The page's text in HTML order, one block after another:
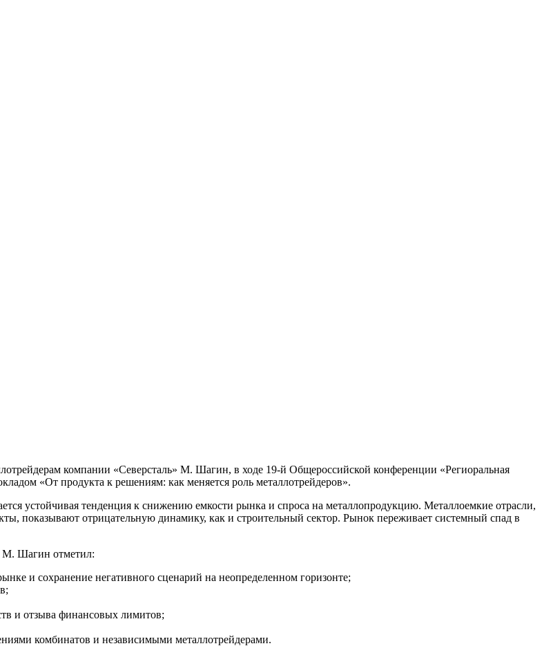
компании «Северсталь» М. Шагин, в ходе 19-й Общероссийской конференции «Региоральная
«От продукта к решениям: как меняется роль металлотрейдеров».
устойчивая тенденция к снижению емкости рынка и спроса на металлопродукцию. Металлоемкие отрасли,
показывают отрицательную динамику, как и строительный сектор. Рынок переживает системный спад в
М. Шагин отметил:
и сохранение негативного сценарий на неопределенном горизонте;
и отзыва финансовых лимитов;
комбинатов и независимыми металлотрейдерами.